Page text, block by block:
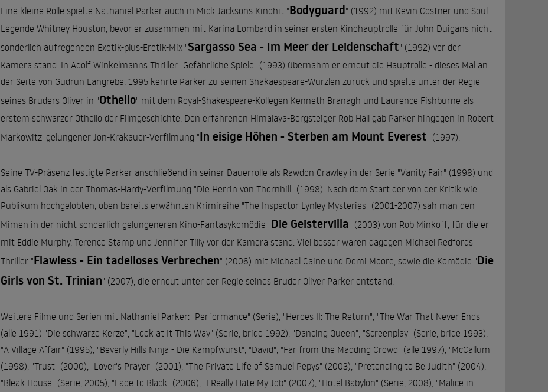
Eine kleine Rolle spielte Nathaniel Parker auch in Mick Jacksons Kinohit "Bodyguard" (1992) mit Kevin Costner und Soul-
Legende Whitney Houston, bevor er zusammen mit Karina Lombard in seiner ersten Kinohauptrolle für John Duigans nicht
sonderlich aufregenden Exotik-plus-Erotik-Mix "Sargasso Sea - Im Meer der Leidenschaft" (1992) vor der
Kamera stand. In Adolf Winkelmanns Thriller "Gefährliche Spiele" (1993) übernahm er erneut die Hauptrolle - dieses Mal an
der Seite von Gudrun Langrebe. 1995 kehrte Parker zu seinen Shakaespeare-Wurzlen zurück und spielte unter der Regie
seines Bruders Oliver in "Othello" mit dem Royal-Shakespeare-Kollegen Kenneth Branagh und Laurence Fishburne als
erstem schwarzer Othello der Filmgeschichte. Den erfahrenen Himalaya-Bergsteiger Rob Hall gab Parker hingegen in Robert
Markowitz' gelungener Jon-Krakauer-Verfilmung "In eisige Höhen - Sterben am Mount Everest" (1997).
Seine TV-Präsenz festigte Parker anschließend in seiner Dauerrolle als Rawdon Crawley in der Serie "Vanity Fair" (1998) und
als Gabriel Oak in der Thomas-Hardy-Verfilmung "Die Herrin von Thornhill" (1998). Nach dem Start der von der Kritik wie
Publikum hochgelobten, oben bereits erwähnten Krimireihe "The Inspector Lynley Mysteries" (2001-2007) sah man den
Mimen in der nicht sonderlich gelungeneren Kino-Fantasykomödie "Die Geistervilla" (2003) von Rob Minkoff, für die er
mit Eddie Murphy, Terence Stamp und Jennifer Tilly vor der Kamera stand. Viel besser waren dagegen Michael Redfords
Thriller "Flawless - Ein tadelloses Verbrechen" (2006) mit Michael Caine und Demi Moore, sowie die Komödie "Die
Girls von St. Trinian" (2007), die erneut unter der Regie seines Bruder Oliver Parker entstand.
Weitere Filme und Serien mit Nathaniel Parker: "Performance" (Serie), "Heroes II: The Return", "The War That Never Ends"
(alle 1991) "Die schwarze Kerze", "Look at It This Way" (Serie, bride 1992), "Dancing Queen", "Screenplay" (Serie, bride 1993),
"A Village Affair" (1995), "Beverly Hills Ninja - Die Kampfwurst", "David", "Far from the Madding Crowd" (alle 1997), "McCallum"
(1998), "Trust" (2000), "Lover's Prayer" (2001), "The Private Life of Samuel Pepys" (2003), "Pretending to Be Judith" (2004),
"Bleak House" (Serie, 2005), "Fade to Black" (2006), "I Really Hate My Job" (2007), "Hotel Babylon" (Serie, 2008), "Malice in